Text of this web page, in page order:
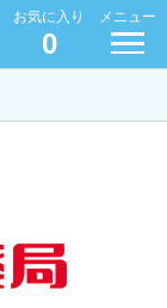
お気に入り
0
メニュー